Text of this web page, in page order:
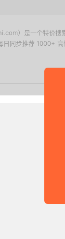
）是一个特价搜
日同步推荐 1000+